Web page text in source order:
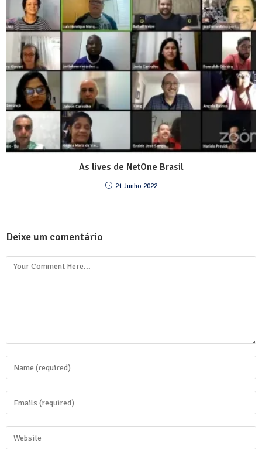
As lives de NetOne Brasil
21 Junho 2022
Deixe um comentário